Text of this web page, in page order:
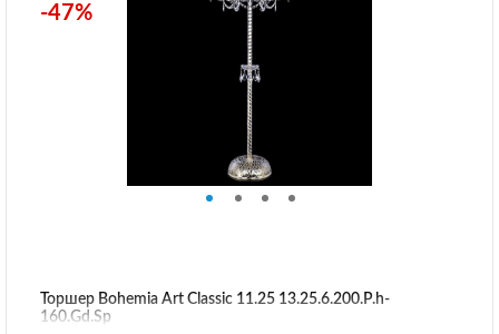
-47%
Торшер Bohemia Art Classic 11.25 13.25.6.200.P.h-
160.Gd.Sp